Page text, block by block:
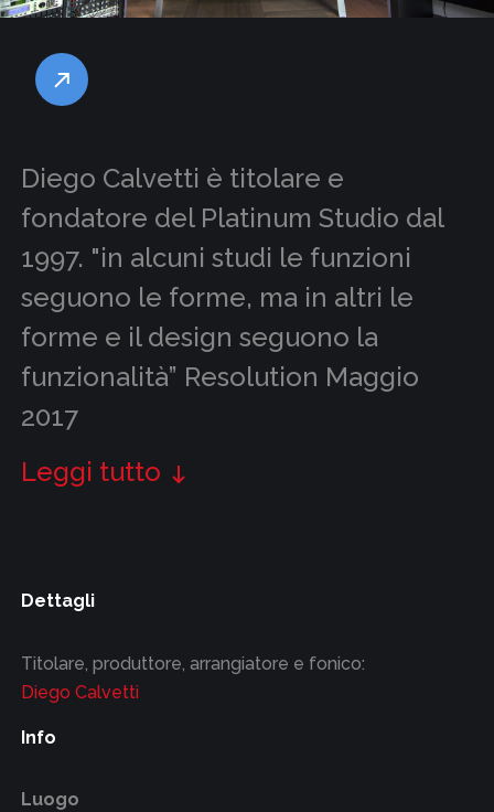
Diego Calvetti è titolare e
fondatore del Platinum Studio dal
1997. "in alcuni studi le funzioni
seguono le forme, ma in altri le
forme e il design seguono la
funzionalità” Resolution Maggio
2017
Leggi tutto
Dettagli
Titolare, produttore, arrangiatore e fonico:
Diego Calvetti
Info
Luogo